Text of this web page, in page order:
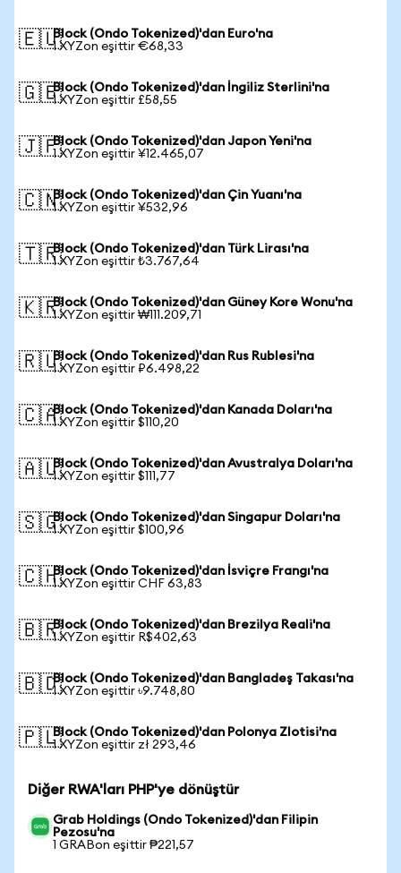
🇪🇺Block (Ondo Tokenized)'dan Euro'na
1 XYZon eşittir €68,33
🇬🇧Block (Ondo Tokenized)'dan İngiliz Sterlini'na
1 XYZon eşittir £58,55
🇯🇵Block (Ondo Tokenized)'dan Japon Yeni'na
1 XYZon eşittir ¥12.465,07
🇨🇳Block (Ondo Tokenized)'dan Çin Yuanı'na
1 XYZon eşittir ¥532,96
🇹🇷Block (Ondo Tokenized)'dan Türk Lirası'na
1 XYZon eşittir ₺3.767,64
🇰🇷Block (Ondo Tokenized)'dan Güney Kore Wonu'na
1 XYZon eşittir ₩111.209,71
🇷🇺Block (Ondo Tokenized)'dan Rus Rublesi'na
1 XYZon eşittir ₽6.498,22
🇨🇦Block (Ondo Tokenized)'dan Kanada Doları'na
1 XYZon eşittir $110,20
🇦🇺Block (Ondo Tokenized)'dan Avustralya Doları'na
1 XYZon eşittir $111,77
🇸🇬Block (Ondo Tokenized)'dan Singapur Doları'na
1 XYZon eşittir $100,96
🇨🇭Block (Ondo Tokenized)'dan İsviçre Frangı'na
1 XYZon eşittir CHF 63,83
🇧🇷Block (Ondo Tokenized)'dan Brezilya Reali'na
1 XYZon eşittir R$402,63
🇧🇩Block (Ondo Tokenized)'dan Bangladeş Takası'na
1 XYZon eşittir ৳9.748,80
🇵🇱Block (Ondo Tokenized)'dan Polonya Zlotisi'na
1 XYZon eşittir zł 293,46
Diğer RWA'ları PHP'ye dönüştür
Grab Holdings (Ondo Tokenized)'dan Filipin
Pezosu'na
1 GRABon eşittir ₱221,57